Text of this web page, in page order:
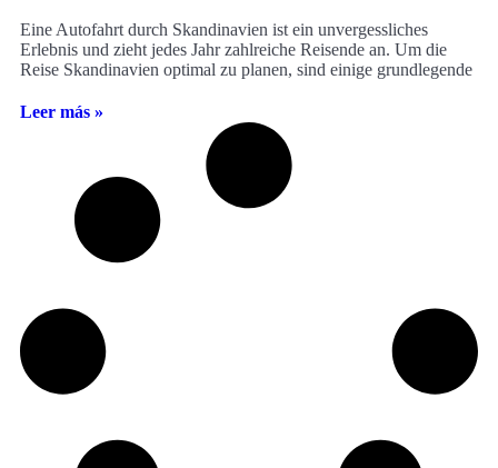
Eine Autofahrt durch Skandinavien ist ein unvergessliches
Erlebnis und zieht jedes Jahr zahlreiche Reisende an. Um die
Reise Skandinavien optimal zu planen, sind einige grundlegende
Leer más »